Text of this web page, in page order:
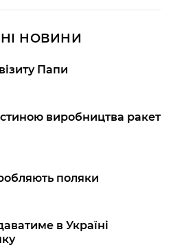
НОВИНИ
Папи
виробництва ракет
поляки
в Україні